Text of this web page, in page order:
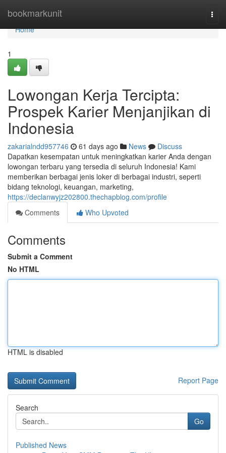
bookmarkunit
Home
Home
1
Lowongan Kerja Tercipta:
Prospek Karier Menjanjikan di
Indonesia
zakarialndd957746 61 days ago News
Discuss
Dapatkan kesempatan untuk meningkatkan karier Anda dengan
lowongan terbaru yang tersedia di seluruh Indonesia! Kami
memberikan berbagai jenis loker di berbagai industri, seperti
bidang teknologi, keuangan, marketing,
https://declanwyjz202800.thechapblog.com/profile
Comments
Who Upvoted
Comments
Submit a Comment
No HTML
HTML is disabled
Report Page
Search
Go
Published News